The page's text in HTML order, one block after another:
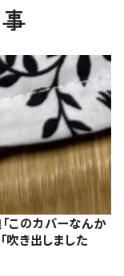
このカバーなんか
吹き出しました